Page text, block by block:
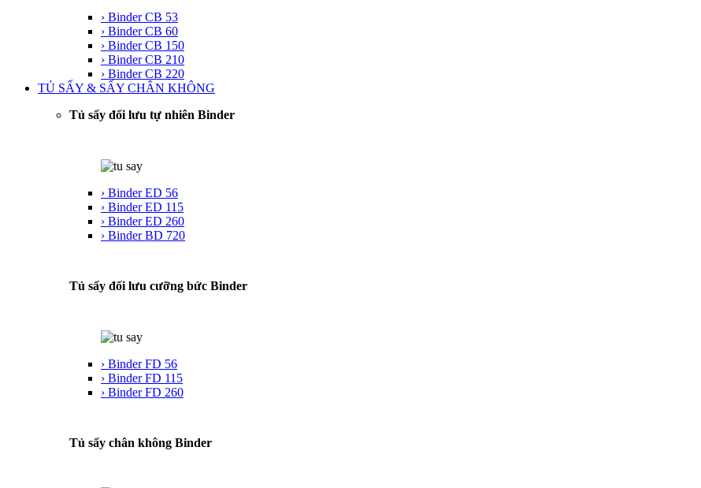
› Binder CB 53
› Binder CB 60
› Binder CB 150
› Binder CB 210
› Binder CB 220
TỦ SẤY & SẤY CHÂN KHÔNG
Tủ sấy đối lưu tự nhiên Binder
› Binder ED 56
› Binder ED 115
› Binder ED 260
› Binder BD 720
Tủ sấy đối lưu cưỡng bức Binder
› Binder FD 56
› Binder FD 115
› Binder FD 260
Tủ sấy chân không Binder